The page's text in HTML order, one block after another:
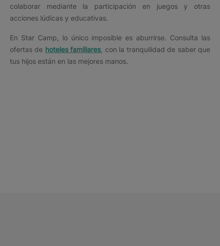
colaborar mediante la participación en juegos y otras
acciones lúdicas y educativas.
En Star Camp, lo único imposible es aburrirse. Consulta las
ofertas de hoteles familiares , con la tranquilidad de saber que
tus hijos están en las mejores manos.